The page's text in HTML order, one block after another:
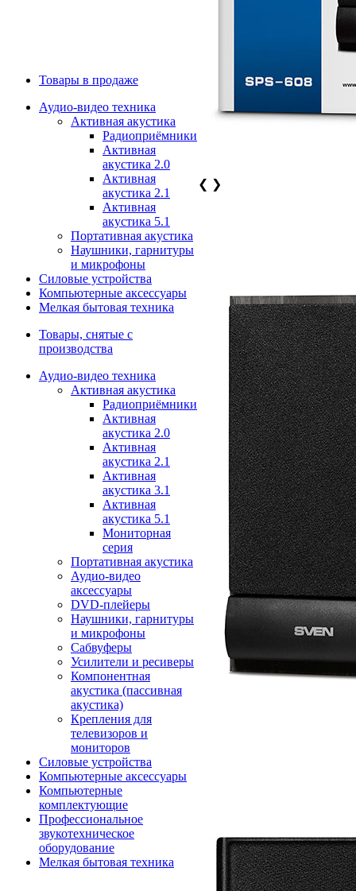
Товары в продаже
Аудио-видео техника
Активная акустика
Радиоприёмники
Активная
акустика 2.0
Активная
акустика 2.1
Активная
акустика 5.1
Портативная акустика
Наушники, гарнитуры
и микрофоны
Силовые устройства
Компьютерные аксессуары
Мелкая бытовая техника
Товары, снятые с
производства
Аудио-видео техника
Активная акустика
Радиоприёмники
Активная
акустика 2.0
Активная
акустика 2.1
Активная
акустика 3.1
Активная
акустика 5.1
Мониторная
серия
Портативная акустика
Аудио-видео
аксессуары
DVD-плейеры
Наушники, гарнитуры
и микрофоны
Сабвуферы
Усилители и ресиверы
Компонентная
акустика (пассивная
акустика)
Крепления для
телевизоров и
мониторов
Силовые устройства
Компьютерные аксессуары
Компьютерные
комплектующие
Профессиональное
звукотехническое
оборудование
Мелкая бытовая техника
❮ ❯